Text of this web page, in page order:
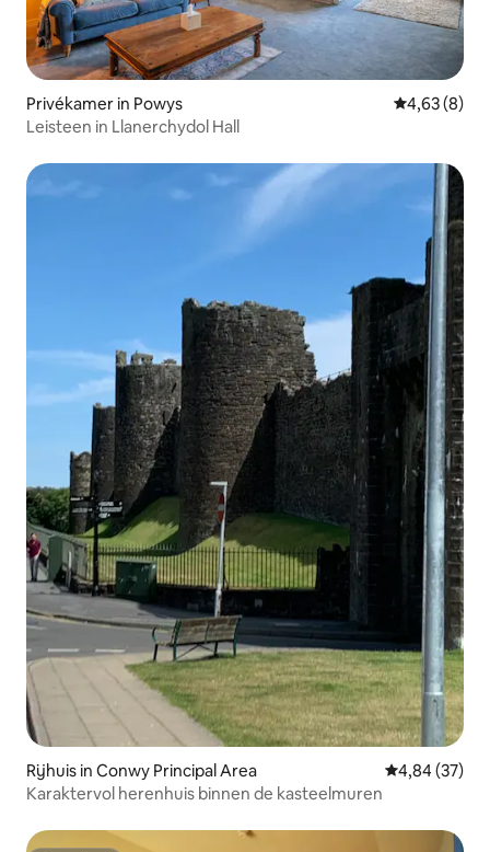
Privékamer in Powys Gemiddelde
4,63 (8)
Leisteen in Llanerchydol Hall
Rijhuis in Conwy Principal Area Gemiddelde
4,84 (37)
Karaktervol herenhuis binnen de kasteelmuren